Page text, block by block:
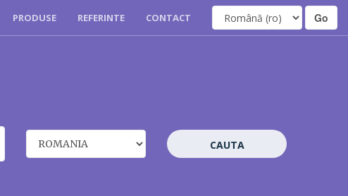
PRODUSE REFERINTE CONTACT
CAUTA